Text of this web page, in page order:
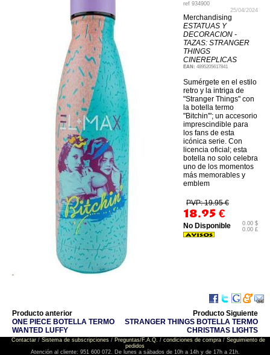
ref 934900
25/04/2024
Merchandising
ESTATUAS Y
DECORACION -
TAZAS: STRANGER
THINGS
CINEREPLICAS
EAN: 4895205617841
Sumérgete en el estilo
retro y la intriga de
"Stranger Things" con
la botella termo
"Bitchin'"; un accesorio
imprescindible para
los fans de esta
icónica serie. Con
licencia oficial; esta
botella no solo celebra
uno de los momentos
más memorables y
emblem
PVP: 19.95 €
18.95 €
0.00 $
0.00 £
No Disponible
Producto anterior
ONE PIECE BOTELLA TERMO
WANTED LUFFY
Producto Siguiente
STRANGER THINGS BOTELLA TERMO
CHRISTMAS LIGHTS
Contactar/ Sistema de subscripciones/ Preguntas/F.A.Q. / condiciones de compra/ Seguimiento de
pedidos
Atención al cliente: 951 600 072. De lunes a sábados de 10h a 14h y de 17h a 21h.